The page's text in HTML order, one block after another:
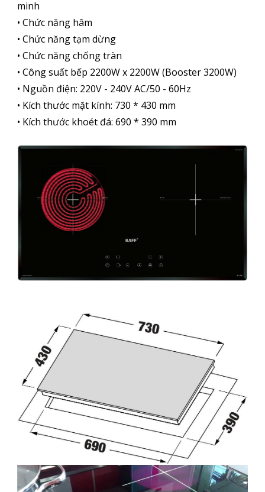
minh
• Chức năng hâm
• Chức năng tạm dừng
• Chức năng chống tràn
• Công suất bếp 2200W x 2200W (Booster 3200W)
• Nguồn điện: 220V - 240V AC/50 - 60Hz
• Kích thước mặt kính: 730 * 430 mm
• Kích thước khoét đá: 690 * 390 mm